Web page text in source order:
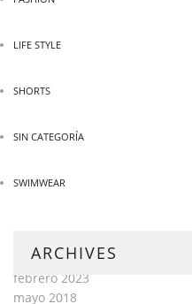
LIFE STYLE
SHORTS
SIN CATEGORÍA
SWIMWEAR
ARCHIVES
febrero 2023
mayo 2018